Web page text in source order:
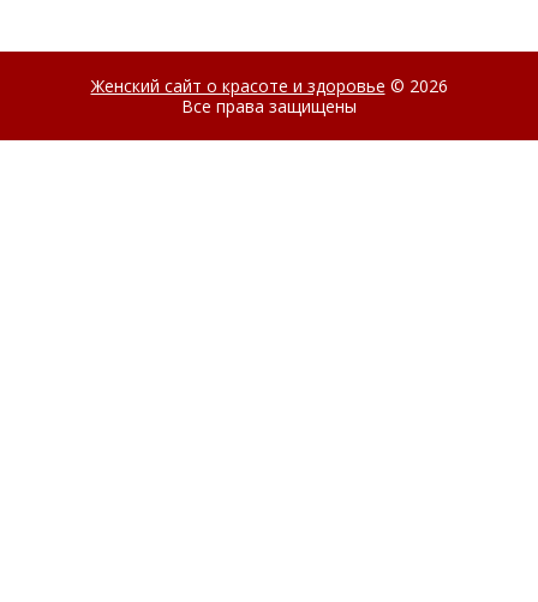
Женский сайт о красоте и здоровье © 2026
Все права защищены